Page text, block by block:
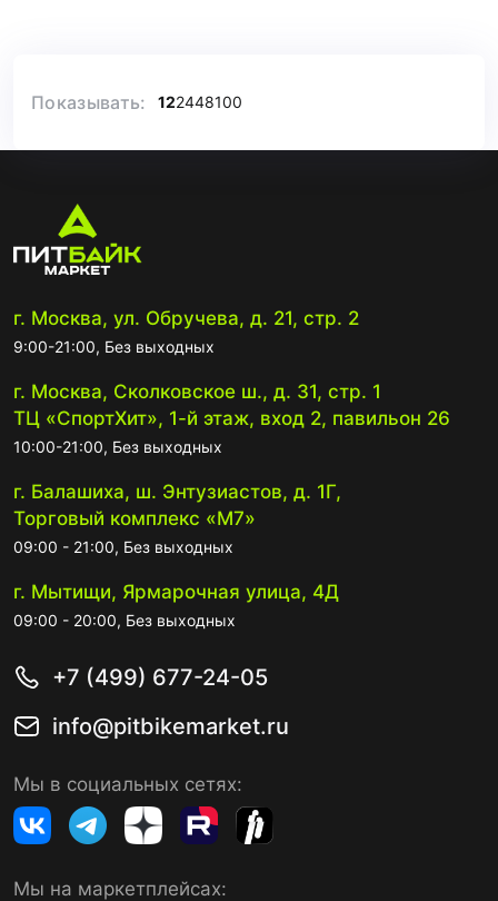
Показывать: 122448100
г. Москва, ул. Обручева, д. 21, стр. 2
9:00-21:00, Без выходных
г. Москва, Сколковское ш., д. 31, стр. 1
ТЦ «СпортХит», 1-й этаж, вход 2, павильон 26
10:00-21:00, Без выходных
г. Балашиха, ш. Энтузиастов, д. 1Г,
Торговый комплекс «М7»
09:00 - 21:00, Без выходных
г. Мытищи, Ярмарочная улица, 4Д
09:00 - 20:00, Без выходных
+7 (499) 677-24-05
info@pitbikemarket.ru
Мы в социальных сетях:
Мы на маркетплейсах: